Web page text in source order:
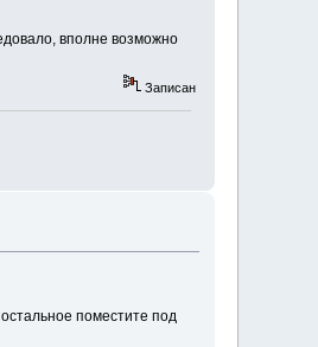
вполне возможно
Записан
поместите под